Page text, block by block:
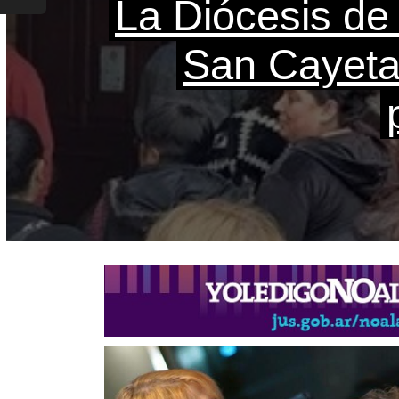
Quilmes
una joven en
La Diócesis
San
Quieren